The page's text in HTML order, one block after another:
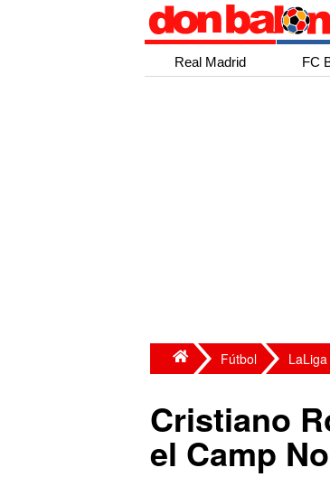
Real Madrid FC
Fútbol
Cristiano
el Camp